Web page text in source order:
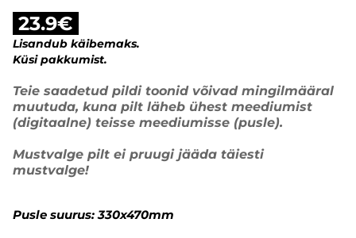
23.9€
Lisandub käibemaks.
Küsi pakkumist.
Teie saadetud pildi toonid võivad mingilmääral
muutuda, kuna pilt läheb ühest meediumist
(digitaalne) teisse meediumisse (pusle).
Mustvalge pilt ei pruugi jääda täiesti
mustvalge!
Pusle suurus:330x470mm